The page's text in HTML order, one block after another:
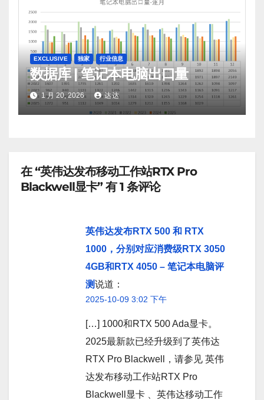
EXCLUSIVE 独家 行业信息
数据库 | 笔记本电脑出口量
1 月 20, 2026 达达
在 “英伟达发布移动工作站RTX Pro
Blackwell显卡” 有 1 条评论
英伟达发布RTX 500 和 RTX
1000，分别对应消费级RTX 3050
4GB和RTX 4050 – 笔记本电脑评
测说道：
2025-10-09 3:02 下午
[…] 1000和RTX 500 Ada显卡。
2025最新款已经升级到了英伟达
RTX Pro Blackwell，请参见 英伟
达发布移动工作站RTX Pro
Blackwell显卡 、英伟达移动工作